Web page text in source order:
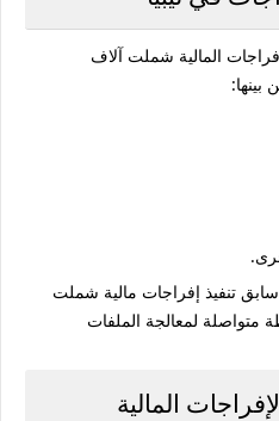
من الإفراجات المالية شملت آلاف
تنفيذ إفراجات مالية شملت
لمعالجة الملفات
المالية